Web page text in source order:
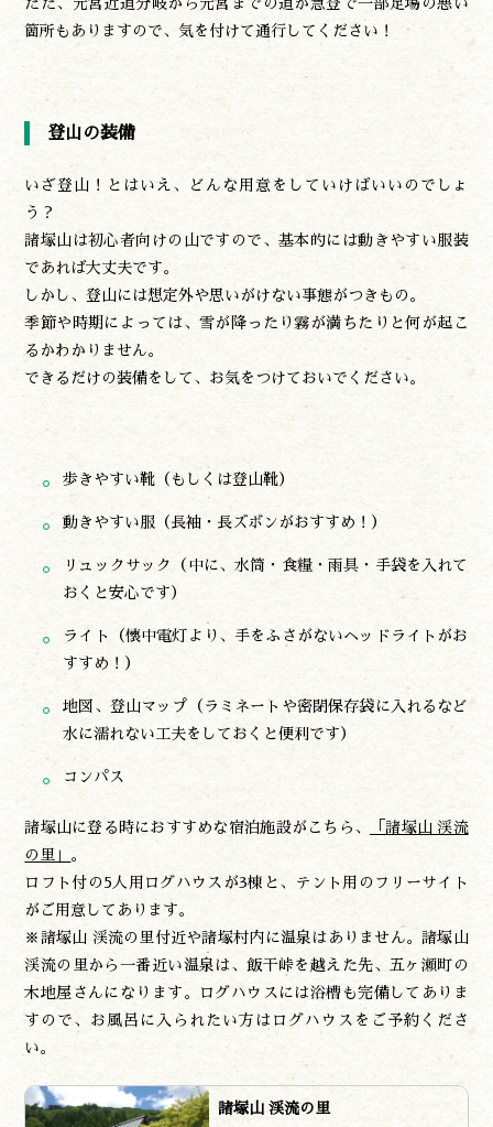
箇所もありますので、気を付けて通行してください！
登山の装備
いざ登山！とはいえ、どんな用意をしていけばいいのでしょ
う？
諸塚山は初心者向けの山ですので、基本的には動きやすい服装
であれば大丈夫です。
しかし、登山には想定外や思いがけない事態がつきもの。
季節や時期によっては、雪が降ったり霧が満ちたりと何が起こ
るかわかりません。
できるだけの装備をして、お気をつけておいでください。
歩きやすい靴（もしくは登山靴）
動きやすい服（長袖・長ズボンがおすすめ！）
リュックサック（中に、水筒・食糧・雨具・手袋を入れて
おくと安心です）
ライト（懐中電灯より、手をふさがないヘッドライトがお
すすめ！）
地図、登山マップ（ラミネートや密閉保存袋に入れるなど
水に濡れない工夫をしておくと便利です）
コンパス
諸塚山に登る時におすすめな宿泊施設がこちら、
「諸塚山 渓流
の里」 。
ロフト付の5人用ログハウスが3棟と、テント用のフリーサイト
がご用意してあります。
※諸塚山 渓流の里付近や諸塚村内に温泉はありません。諸塚山
渓流の里から一番近い温泉は、飯干峠を越えた先、五ヶ瀬町の
木地屋さんになります。ログハウスには浴槽も完備してありま
すので、お風呂に入られたい方はログハウスをご予約くださ
い。
諸塚山 渓流の里